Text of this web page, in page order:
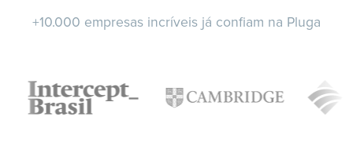
+10.000 empresas incríveis já confiam na Pluga